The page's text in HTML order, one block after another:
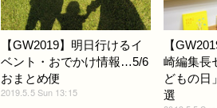
【GW2019】明日行けるイ
ベント・おでかけ情報…5/6
おまとめ便
2019.5.5 Sun 13:15
【
崎編集長
どもの日
選